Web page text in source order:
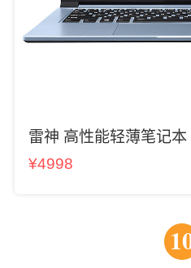
雷神 高性能轻薄笔记本
¥4998